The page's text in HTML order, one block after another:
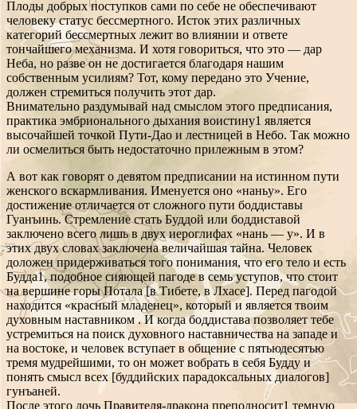
Плоды добрых поступков сами по себе не обеспечивают
человеку статус бессмертного. Исток этих различных
категорий бессмертных лежит во влиянии и ответе
тончайшего механизма. И хотя говориться, что это — дар
Неба, но разве он не достигается благодаря нашим
собственным усилиям? Тот, кому передано это Учение,
должен стремиться получить этот дар.
Внимательно раздумывай над смыслом этого предписания,
практика эмбрионального дыхания воистину1 является
высочайшей точкой Пути-Дао и лестницей в Небо. Так можно
ли осмелиться быть недостаточно прилежным в этом?
А вот как говорят о девятом предписании на истинном пути
женского вскармливания. Именуется оно «наньу». Его
достижение отличается от сложного пути боддиставы
Гуанъинь. Стремление стать Буддой или боддиставой
заключено всего лишь в двух иероглифах «нань — у». И в
этих двух словах заключена величайшая тайна. Человек
доложен придерживаться того понимания, что его тело и есть
Будда1, подобное сияющей пагоде в семь уступов, что стоит
на вершине горы Потала [в Тибете, в Лхасе]. Перед пагодой
находится «красный младенец», который и является твоим
духовным наставником . И когда боддистава позволяет тебе
устремиться на поиск духовного наставничества на западе и
на востоке, и человек вступает в общение с пятьюдесятью
тремя мудрейшими, то он может вобрать в себя Будду и
понять смысл всех [буддийских парадоксальных диалогов]
гунъаней.
После этого дочь Правителя-дракона преподносит1 темную